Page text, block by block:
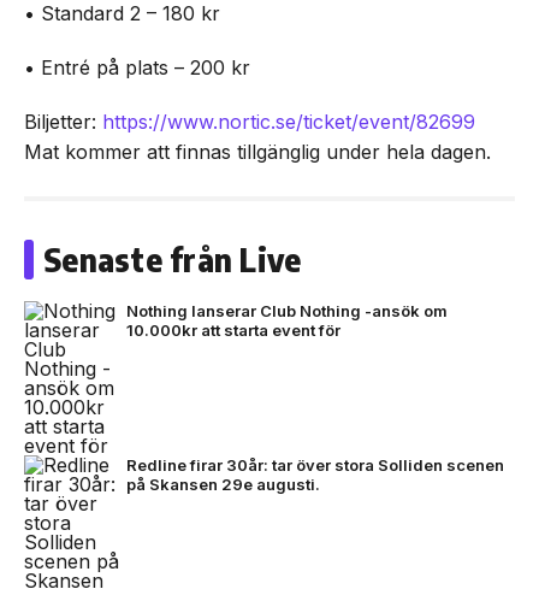
• Standard 2 – 180 kr
• Entré på plats – 200 kr
Biljetter: https://www.nortic.se/ticket/event/82699
Mat kommer att finnas tillgänglig under hela dagen.
Senaste från Live
Nothing lanserar Club Nothing -ansök om
10.000kr att starta event för
Redline firar 30år: tar över stora Solliden scenen
på Skansen 29e augusti.